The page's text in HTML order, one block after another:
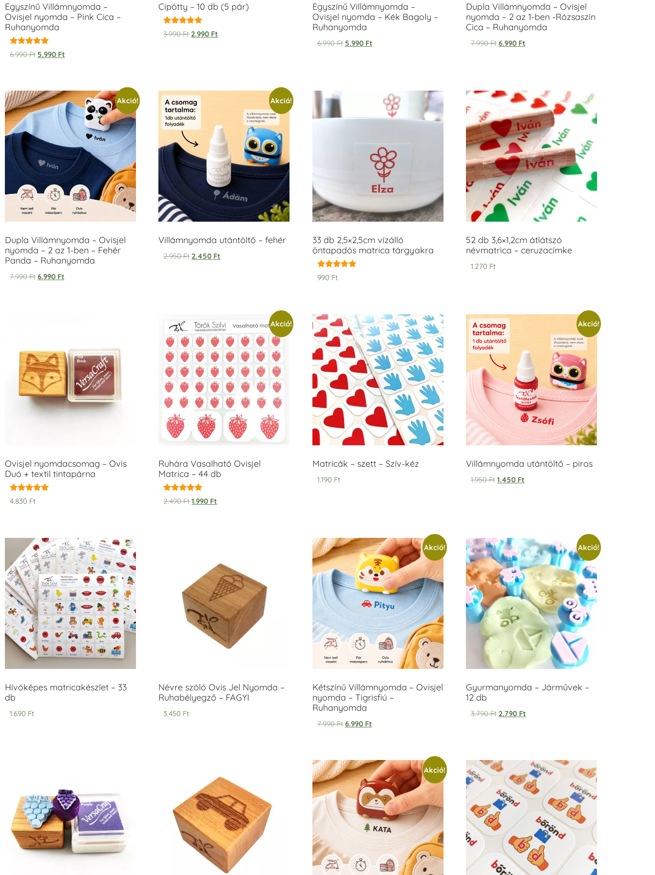
Egyszínű Villámnyomda –
Ovisjel nyomda – Pink Cica –
Ruhanyomda
Értékelés:
5.00
6.990Ft 5.990 Ft
Cipötty – 10 db (5 pár)
Értékelés:
5.00
3.990Ft 2.990 Ft
Egyszínű Villámnyomda –
Ovisjel nyomda – Kék Bagoly –
Ruhanyomda
6.990Ft 5.990 Ft
Dupla Villámnyomda – Ovisjel
nyomda – 2 az 1-ben -Rózsaszín
Cica – Ruhanyomda
7.990Ft 6.990 Ft
Akció!
Dupla Villámnyomda – Ovisjel
nyomda – 2 az 1-ben – Fehér
Panda – Ruhanyomda
7.990Ft 6.990 Ft
Akció!
Villámnyomda utántöltő – fehér
2.950Ft 2.450 Ft
33 db 2,5×2,5cm vízálló
öntapadós matrica tárgyakra
Értékelés:
5.00
990 Ft
52 db 3,6×1,2cm átlátszó
névmatrica – ceruzacímke
1.270 Ft
Ovisjel nyomdacsomag – Ovis
Duó + textil tintapárna
Értékelés:
5.00
4.830 Ft
Akció!
Ruhára Vasalható Ovisjel
Matrica – 44 db
Értékelés:
5.00
2.490Ft 1.990 Ft
Matricák – szett – Szív-kéz
1.190 Ft
Akció!
Villámnyomda utántöltő – piros
1.950Ft 1.450 Ft
Hívóképes matricakészlet – 33
db
1.690 Ft
Névre szóló Ovis Jel Nyomda –
Ruhabélyegző – FAGYI
3.450 Ft
Akció!
Kétszínű Villámnyomda – Ovisjel
nyomda – Tigrisfiú –
Ruhanyomda
7.990Ft 6.990 Ft
Akció!
Gyurmanyomda – Járművek –
12 db
3.790Ft 2.790 Ft
Akció!